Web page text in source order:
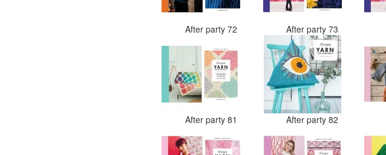
After party 72 After party 73
After party 81 After party 82